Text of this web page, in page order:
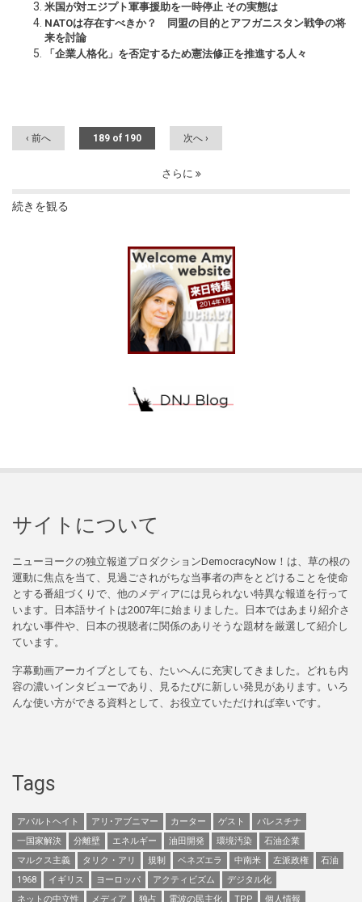
米国が対エジプト軍事援助を一時停止 その実態は
NATOは存在すべきか？ 同盟の目的とアフガニスタン戦争の将
来を討論
「企業人格化」を否定するため憲法修正を推進する人々
‹ 前へ 189 of 190 次へ ›
さらに
続きを観る
サイトについて
ニューヨークの独立報道プロダクションDemocracyNow！は、草の根の
運動に焦点を当て、見過ごされがちな当事者の声をとどけることを使命
とする番組づくりで、他のメディアには見られない特異な報道を行って
います。日本語サイトは2007年に始まりました。日本ではあまり紹介さ
れない事件や、日本の視聴者に関係のありそうな題材を厳選して紹介し
ています。
字幕動画アーカイブとしても、たいへんに充実してきました。どれも内
容の濃いインタビューであり、見るたびに新しい発見があります。いろ
んな使い方ができる資料として、お役立ていただければ幸いです。
Tags
アパルトヘイト アリ･アブニマー カーター ゲスト
パレスチナ
一国家解決
分離壁 エネルギー 油田開発 環境汚染
石油企業
マルクス主義
タリク・アリ 規制 ベネズエラ 中南米 左派政権
石油
1968
イギリス ヨーロッパ アクティビズム
デジタル化
ネットの中立性
メディア 独占 電波の民主化 TPP 個人情報